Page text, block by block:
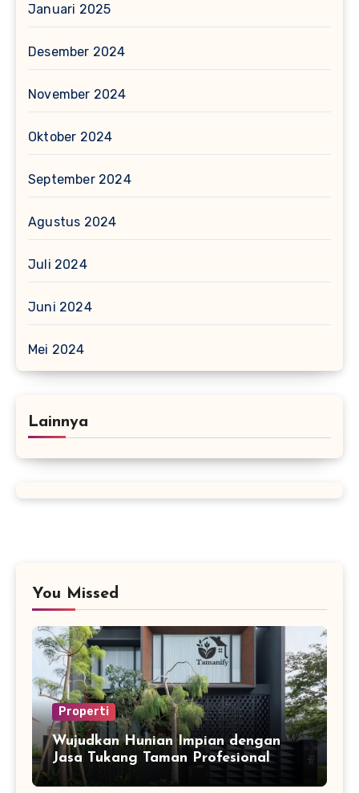
Januari 2025
Desember 2024
November 2024
Oktober 2024
September 2024
Agustus 2024
Juli 2024
Juni 2024
Mei 2024
Lainnya
You Missed
Properti
Wujudkan Hunian Impian dengan
Jasa Tukang Taman Profesional